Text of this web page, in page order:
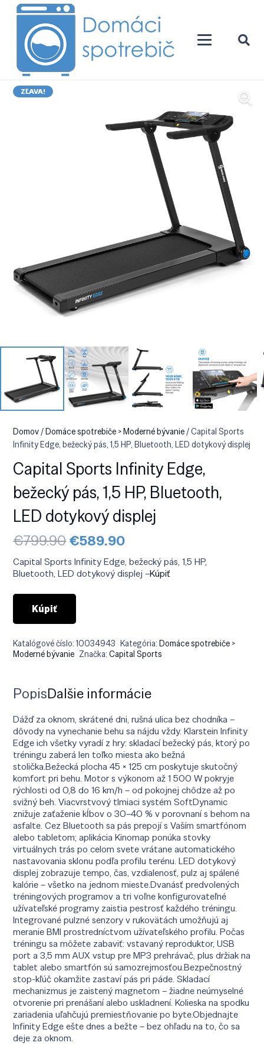
ZĽAVA!
Domov/Domáce spotrebiče > Moderné bývanie/ Capital Sports
Infinity Edge, bežecký pás, 1,5 HP, Bluetooth, LED dotykový displej
Capital Sports Infinity Edge,
bežecký pás, 1,5 HP, Bluetooth,
LED dotykový displej
€799.90Pôvodná
cena
bola:
€799.90.
€589.90Aktuálna
je:
€589.90.
Capital Sports Infinity Edge, bežecký pás, 1,5 HP,
Bluetooth, LED dotykový displej –Kúpiť
Kúpiť
Katalógové číslo:10034943 Kategória:Domáce spotrebiče >
Moderné bývanie Značka:Capital Sports
PopisĎalšie informácie
Dážď za oknom, skrátené dni, rušná ulica bez chodníka –
dôvody na vynechanie behu sa nájdu vždy. Klarstein Infinity
Edge ich všetky vyradí z hry: skladací bežecký pás, ktorý po
tréningu zaberá len toľko miesta ako bežná
stolička.Bežecká plocha 45 × 125 cm poskytuje skutočný
komfort pri behu. Motor s výkonom až 1 500 W pokryje
rýchlosti od 0,8 do 16 km/h – od pokojnej chôdze až po
svižný beh. Viacvrstvový tlmiaci systém SoftDynamic
znižuje zaťaženie kĺbov o 30–40 % v porovnaní s behom na
asfalte. Cez Bluetooth sa pás prepojí s Vaším smartfónom
alebo tabletom; aplikácia Kinomap ponúka stovky
virtuálnych trás po celom svete vrátane automatického
nastavovania sklonu podľa profilu terénu. LED dotykový
displej zobrazuje tempo, čas, vzdialenosť, pulz aj spálené
kalórie – všetko na jednom mieste.Dvanásť predvolených
tréningových programov a tri voľne konfigurovateľné
užívateľské programy zaistia pestrosť každého tréningu.
Integrované pulzné senzory v rukovätách umožňujú aj
meranie BMI prostredníctvom užívateľského profilu. Počas
tréningu sa môžete zabaviť: vstavaný reproduktor, USB
port a 3,5 mm AUX vstup pre MP3 prehrávač, plus držiak na
tablet alebo smartfón sú samozrejmosťou.Bezpečnostný
stop-kľúč okamžite zastaví pás pri páde. Skladací
mechanizmus je zaistený magnetom – žiadne neúmyselné
otvorenie pri prenášaní alebo uskladnení. Kolieska na spodku
zariadenia uľahčujú premiestňovanie po byte.Objednajte
Infinity Edge ešte dnes a bežte – bez ohľadu na to, čo sa
deje za oknom.